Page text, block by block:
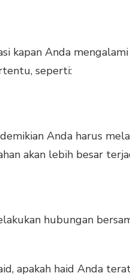
kapan Anda
seperti:
Anda harus
akan lebih besar
hubungan
apakah haid Anda